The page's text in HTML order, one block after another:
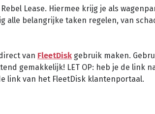
Lease. Hiermee krijg je als
alle belangrijke taken regelen, van
van FleetDisk gebruik maken.
gemakkelijk! LET OP: heb je de link
link van het FleetDisk klantenportaal.